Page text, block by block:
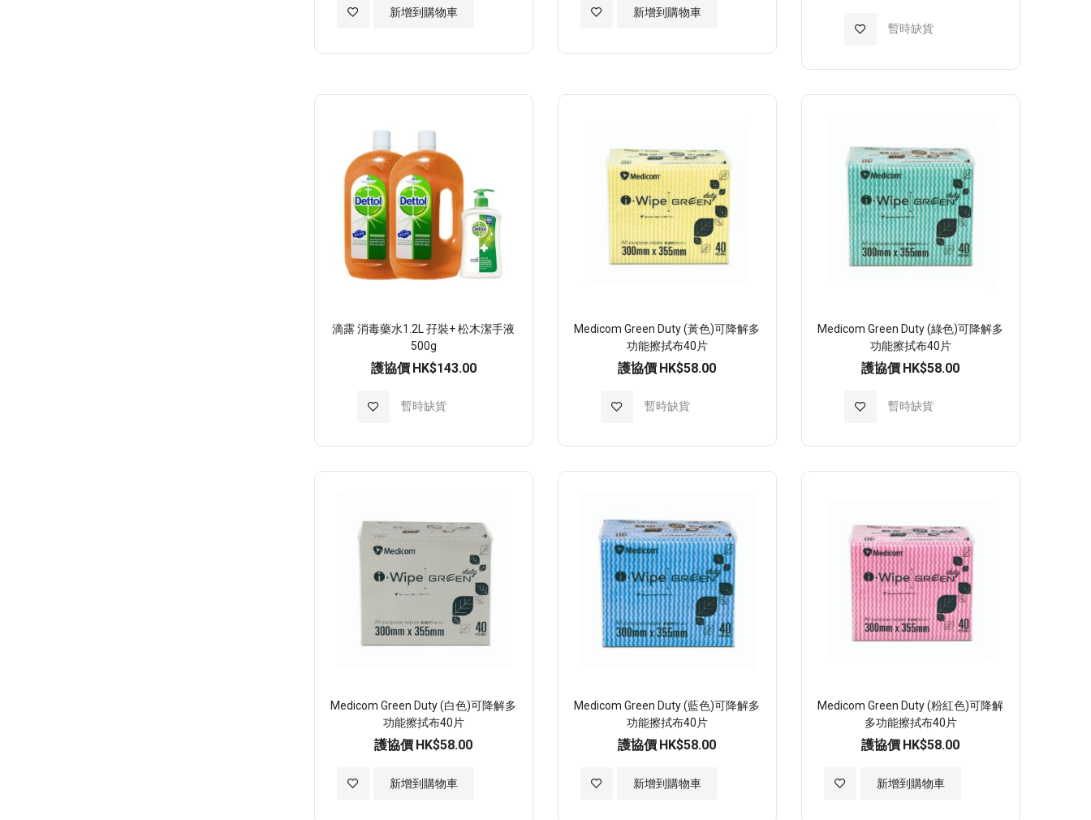
新增到購物車
加
清
單
新增到購物車
加
暫時缺貨
加
至
望
清
單
滴露 消毒藥水1.2L 孖裝+ 松木潔手液
500g
護協價 HK$143.00
暫時缺貨
加
至
望
清
Medicom Green Duty (黃色)可降解多
功能擦拭布40片
護協價 HK$58.00
暫時缺貨
加
至
望
清
單
Medicom Green Duty (綠色)可降解多
功能擦拭布40片
護協價 HK$58.00
暫時缺貨
加
至
望
清
單
Medicom Green Duty (白色)可降解多
功能擦拭布40片
護協價 HK$58.00
新增到購物車
加
Medicom Green Duty (藍色)可降解多
功能擦拭布40片
護協價 HK$58.00
新增到購物車
加
Medicom Green Duty (粉紅色)可降解
多功能擦拭布40片
護協價 HK$58.00
新增到購物車
加